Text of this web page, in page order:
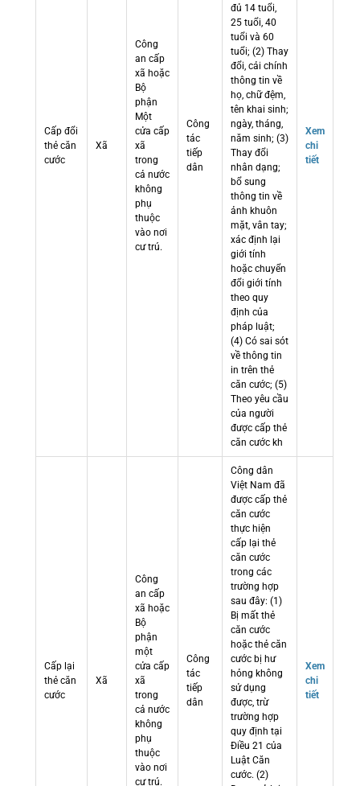
Cấp đổi
thẻ căn
cước
Xã
Công
an cấp
xã hoặc
Bộ
phận
Một
cửa cấp
xã
trong
cả nước
không
phụ
thuộc
vào nơi
cư trú.
Công
tác
tiếp
dân
đủ 14 tuổi,
25 tuổi, 40
tuổi và 60
tuổi; (2) Thay
đổi, cải chính
thông tin về
họ, chữ đệm,
tên khai sinh;
ngày, tháng,
năm sinh; (3)
Thay đổi
nhân dạng;
bổ sung
thông tin về
ảnh khuôn
mặt, vân tay;
xác định lại
giới tính
hoặc chuyển
đổi giới tính
theo quy
định của
pháp luật;
(4) Có sai sót
về thông tin
in trên thẻ
căn cước; (5)
Theo yêu cầu
của người
được cấp thẻ
căn cước kh
Xem
chi
tiết
Cấp lại
thẻ căn
cước
Xã
Công
an cấp
xã hoặc
Bộ
phận
một
cửa cấp
xã
trong
cả nước
không
phụ
thuộc
vào nơi
cư trú.
Công
tác
tiếp
dân
Công dân
Việt Nam đã
được cấp thẻ
căn cước
thực hiện
cấp lại thẻ
căn cước
trong các
trường hợp
sau đây: (1)
Bị mất thẻ
căn cước
hoặc thẻ căn
cước bị hư
hỏng không
sử dụng
được, trừ
trường hợp
quy định tại
Điều 21 của
Luật Căn
cước. (2)
Xem
chi
tiết